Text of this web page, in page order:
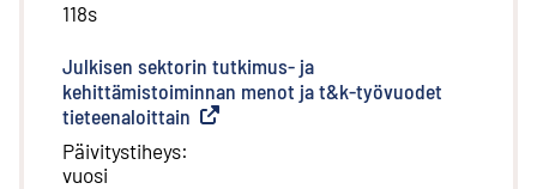
118s
Julkisen sektorin tutkimus- ja
kehittämistoiminnan menot ja t&k-työvuodet
tieteenaloittain Ulkoinen linkki
Päivitystiheys:
vuosi